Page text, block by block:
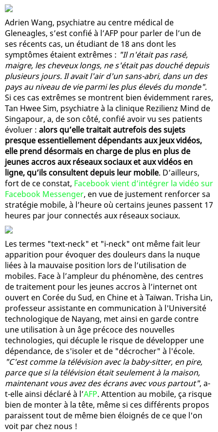
Adrien Wang, psychiatre au centre médical de
Gleneagles, s’est confié à l’AFP pour parler de l’un de
ses récents cas, un étudiant de 18 ans dont les
symptômes étaient extrêmes : "Il n'était pas rasé,
maigre, les cheveux longs, ne s'était pas douché depuis
plusieurs jours. Il avait l'air d'un sans-abri, dans un des
pays au niveau de vie parmi les plus élevés du monde".
Si ces cas extrêmes se montrent bien évidemment rares,
Tan Hwee Sim, psychiatre à la clinique Rezilienz Mind de
Singapour, a, de son côté, confié avoir vu ses patients
évoluer : alors qu’elle traitait autrefois des sujets
presque essentiellement dépendants aux jeux vidéos,
elle prend désormais en charge de plus en plus de
jeunes accros aux réseaux sociaux et aux vidéos en
ligne, qu’ils consultent depuis leur mobile. D’ailleurs,
fort de ce constat, Facebook vient d’intégrer la vidéo sur
Facebook Messenger, en vue de justement renforcer sa
stratégie mobile, à l’heure où certains jeunes passent 17
heures par jour connectés aux réseaux sociaux.
Les termes "text-neck" et "i-neck" ont même fait leur
apparition pour évoquer des douleurs dans la nuque
liées à la mauvaise position lors de l’utilisation de
mobiles. Face à l’ampleur du phénomène, des centres
de traitement pour les jeunes accros à l’internet ont
ouvert en Corée du Sud, en Chine et à Taïwan. Trisha Lin,
professeur assistante en communication à l'Université
technologique de Nayang, met ainsi en garde contre
une utilisation à un âge précoce des nouvelles
technologies, qui décuple le risque de développer une
dépendance, de s'isoler et de "décrocher" à l'école.
"C'est comme la télévision avec la baby-sitter, en pire,
parce que si la télévision était seulement à la maison,
maintenant vous avez des écrans avec vous partout", a-
t-elle ainsi déclaré à l’AFP. Attention au mobile, ça risque
bien de monter à la tête, même si ces différents propos
paraissent tout de même bien éloignés de ce que l'on
voit par chez nous !